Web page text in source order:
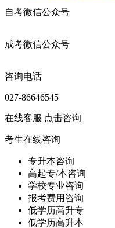
自考微信公众号
成考微信公众号
咨询电话
027-86646545
在线客服 点击咨询
考生在线咨询
专升本咨询
高起专/本咨询
学校专业咨询
报考费用咨询
低学历高升专
低学历高升本